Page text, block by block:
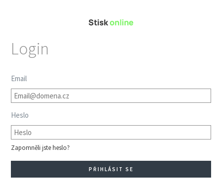
Login
Email
Heslo
Zapomněli jste heslo?